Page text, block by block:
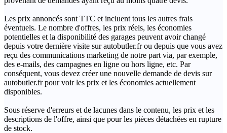
Les prix annoncés sont TTC et incluent tous les autres frais
éventuels. Le nombre d'offres, les prix réels, les économies
potentielles et la disponibilité des garages peuvent avoir changé
depuis votre dernière visite sur autobutler.fr ou depuis que vous avez
reçu des communications marketing de notre part via, par exemple,
des e-mails, des campagnes en ligne ou hors ligne, etc. Par
conséquent, vous devez créer une nouvelle demande de devis sur
autobutler.fr pour voir les prix et les économies actuellement
disponibles.
Sous réserve d'erreurs et de lacunes dans le contenu, les prix et les
descriptions de l'offre, ainsi que pour les pièces détachées en rupture
de stock.